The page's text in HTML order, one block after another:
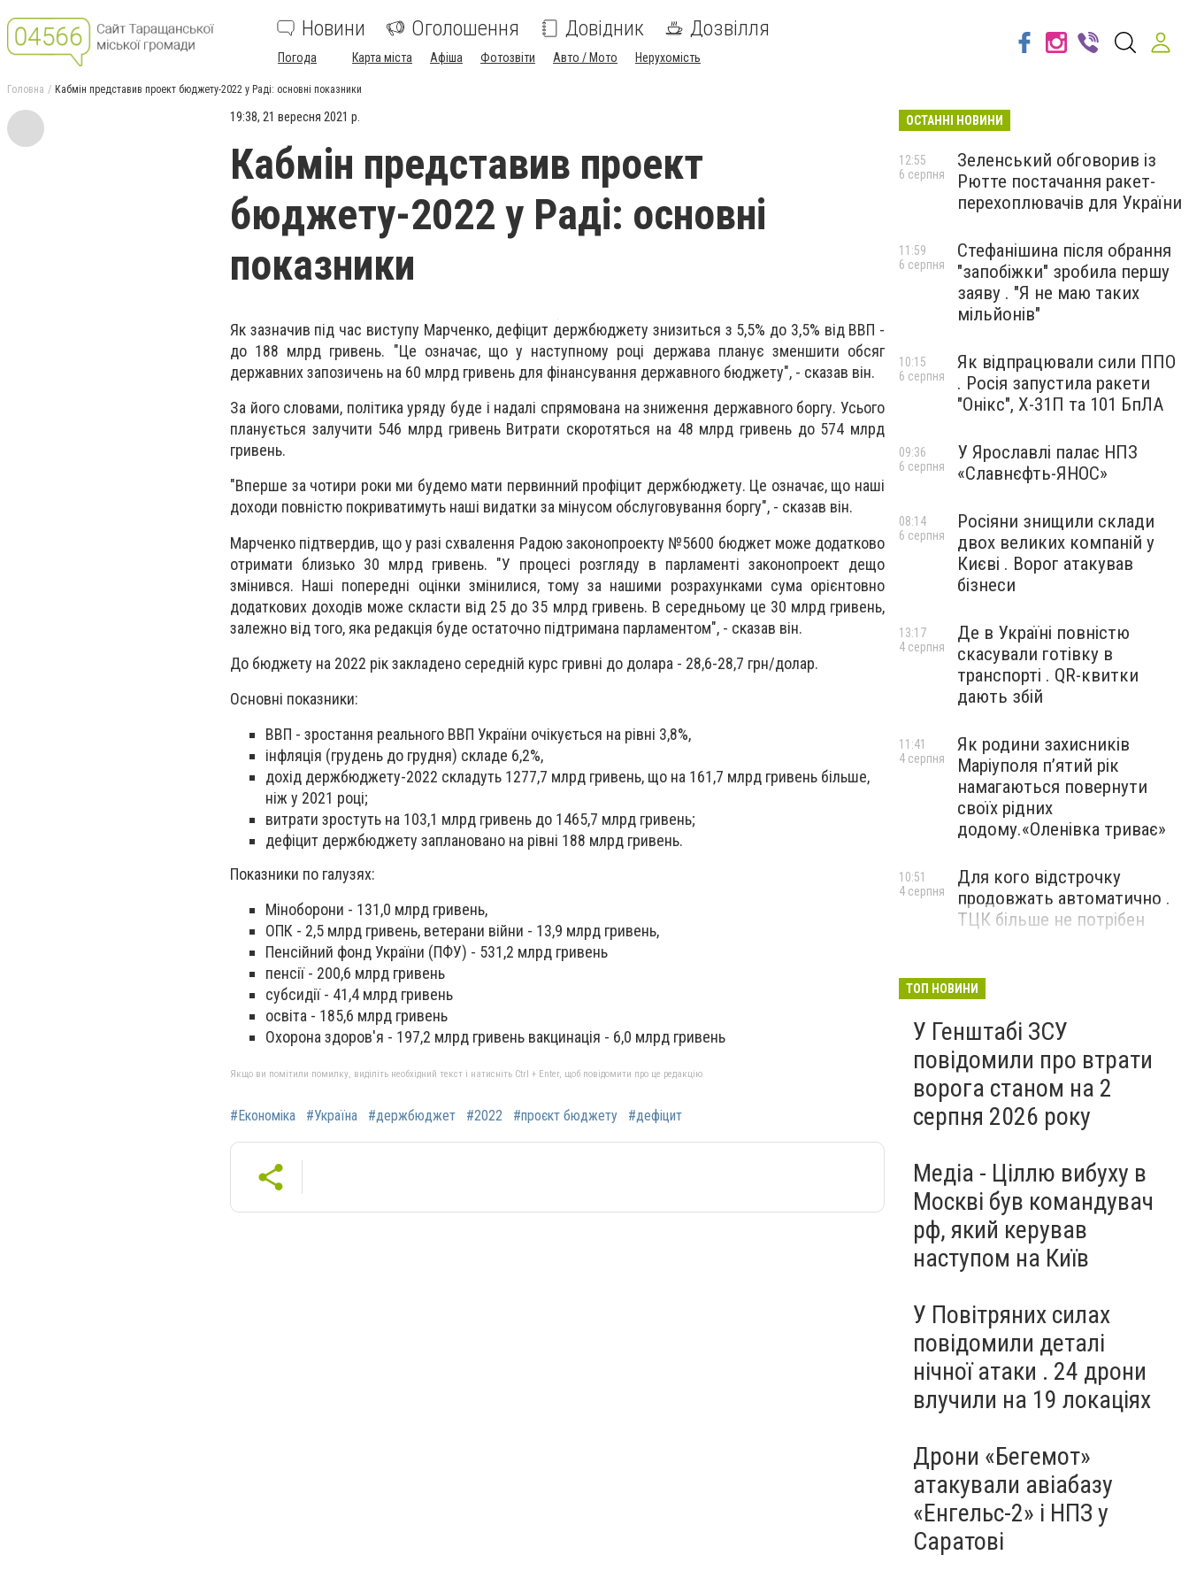
Новини Оголошення Довідник Дозвілля
Погода Карта міста Афіша Фотозвіти Авто / Мото Нерухомість
Головна Кабмін представив проект бюджету-2022 у Раді: основні показники
19:38, 21 вересня 2021 р.
Кабмін представив проект
бюджету-2022 у Раді: основні
показники
Як зазначив під час виступу Марченко, дефіцит держбюджету знизиться з 5,5% до 3,5% від ВВП -
до 188 млрд гривень. "Це означає, що у наступному році держава планує зменшити обсяг
державних запозичень на 60 млрд гривень для фінансування державного бюджету", - сказав він.
За його словами, політика уряду буде і надалі спрямована на зниження державного боргу. Усього
планується залучити 546 млрд гривень Витрати скоротяться на 48 млрд гривень до 574 млрд
гривень.
"Вперше за чотири роки ми будемо мати первинний профіцит держбюджету. Це означає, що наші
доходи повністю покриватимуть наші видатки за мінусом обслуговування боргу", - сказав він.
Марченко підтвердив, що у разі схвалення Радою законопроекту №5600 бюджет може додатково
отримати близько 30 млрд гривень. "У процесі розгляду в парламенті законопроект дещо
змінився. Наші попередні оцінки змінилися, тому за нашими розрахунками сума орієнтовно
додаткових доходів може скласти від 25 до 35 млрд гривень. В середньому це 30 млрд гривень,
залежно від того, яка редакція буде остаточно підтримана парламентом", - сказав він.
До бюджету на 2022 рік закладено середній курс гривні до долара - 28,6-28,7 грн/долар.
Основні показники:
ВВП - зростання реального ВВП України очікується на рівні 3,8%,
інфляція (грудень до грудня) складе 6,2%,
дохід держбюджету-2022 складуть 1277,7 млрд гривень, що на 161,7 млрд гривень більше,
ніж у 2021 році;
витрати зростуть на 103,1 млрд гривень до 1465,7 млрд гривень;
дефіцит держбюджету заплановано на рівні 188 млрд гривень.
Показники по галузях:
Міноборони - 131,0 млрд гривень,
ОПК - 2,5 млрд гривень, ветерани війни - 13,9 млрд гривень,
Пенсійний фонд України (ПФУ) - 531,2 млрд гривень
пенсії - 200,6 млрд гривень
субсидії - 41,4 млрд гривень
освіта - 185,6 млрд гривень
Охорона здоров'я - 197,2 млрд гривень вакцинація - 6,0 млрд гривень
Якщо ви помітили помилку, виділіть необхідний текст і натисніть Ctrl + Enter, щоб повідомити про це редакцію
#Економіка #Україна #держбюджет #2022 #проєкт бюджету #дефіцит
ОСТАННІ НОВИНИ
Зеленський обговорив із
Рютте постачання ракет-
перехоплювачів для України
12:55
6 серпня
Стефанішина після обрання
"запобіжки" зробила першу
заяву . "Я не маю таких
мільйонів"
11:59
6 серпня
Як відпрацювали сили ППО
. Росія запустила ракети
"Онікс", Х-31П та 101 БпЛА
10:15
6 серпня
У Ярославлі палає НПЗ
«Славнєфть-ЯНОС»
09:36
6 серпня
Росіяни знищили склади
двох великих компаній у
Києві . Ворог атакував
бізнеси
08:14
6 серпня
Де в Україні повністю
скасували готівку в
транспорті . QR-квитки
дають збій
13:17
4 серпня
Як родини захисників
Маріуполя пʼятий рік
намагаються повернути
своїх рідних
додому.«Оленівка триває»
11:41
4 серпня
Для кого відстрочку
продовжать автоматично .
ТЦК більше не потрібен
10:51
4 серпня
ТОП НОВИНИ
У Генштабі ЗСУ
повідомили про втрати
ворога станом на 2
серпня 2026 року
Медіа - Ціллю вибуху в
Москві був командувач
рф, який керував
наступом на Київ
У Повітряних силах
повідомили деталі
нічної атаки . 24 дрони
влучили на 19 локаціях
Дрони «Бегемот»
атакували авіабазу
«Енгельс-2» і НПЗ у
Саратові